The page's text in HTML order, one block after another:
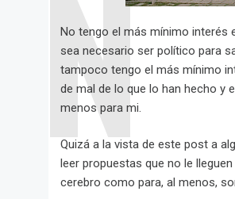
No tengo el más mínimo interés
sea necesario ser político para
tampoco tengo el más mínimo
de mal de lo que lo han hecho y
menos para mi.
Quizá a la vista de este post a
leer propuestas que no le
cerebro como para, al menos,